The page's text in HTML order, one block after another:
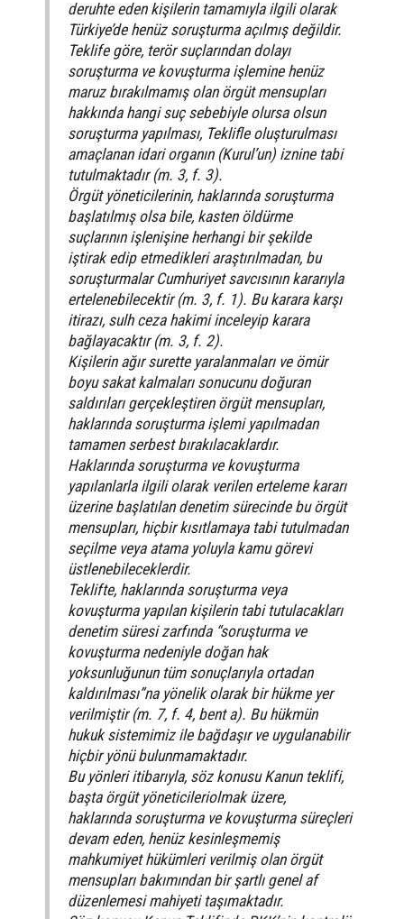
deruhte eden kişilerin tamamıyla ilgili olarak
Türkiye’de henüz soruşturma açılmış değildir.
Teklife göre, terör suçlarından dolayı
soruşturma ve kovuşturma işlemine henüz
maruz bırakılmamış olan örgüt mensupları
hakkında hangi suç sebebiyle olursa olsun
soruşturma yapılması, Teklifle oluşturulması
amaçlanan idari organın (Kurul’un) iznine tabi
tutulmaktadır (m. 3, f. 3).
Örgüt yöneticilerinin, haklarında soruşturma
başlatılmış olsa bile, kasten öldürme
suçlarının işlenişine herhangi bir şekilde
iştirak edip etmedikleri araştırılmadan, bu
soruşturmalar Cumhuriyet savcısının kararıyla
ertelenebilecektir (m. 3, f. 1). Bu karara karşı
itirazı, sulh ceza hakimi inceleyip karara
bağlayacaktır (m. 3, f. 2).
Kişilerin ağır surette yaralanmaları ve ömür
boyu sakat kalmaları sonucunu doğuran
saldırıları gerçekleştiren örgüt mensupları,
haklarında soruşturma işlemi yapılmadan
tamamen serbest bırakılacaklardır.
Haklarında soruşturma ve kovuşturma
yapılanlarla ilgili olarak verilen erteleme kararı
üzerine başlatılan denetim sürecinde bu örgüt
mensupları, hiçbir kısıtlamaya tabi tutulmadan
seçilme veya atama yoluyla kamu görevi
üstlenebileceklerdir.
Teklifte, haklarında soruşturma veya
kovuşturma yapılan kişilerin tabi tutulacakları
denetim süresi zarfında “soruşturma ve
kovuşturma nedeniyle doğan hak
yoksunluğunun tüm sonuçlarıyla ortadan
kaldırılması”na yönelik olarak bir hükme yer
verilmiştir (m. 7, f. 4, bent a). Bu hükmün
hukuk sistemimiz ile bağdaşır ve uygulanabilir
hiçbir yönü bulunmamaktadır.
Bu yönleri itibarıyla, söz konusu Kanun teklifi,
başta örgüt yöneticileriolmak üzere,
haklarında soruşturma ve kovuşturma süreçleri
devam eden, henüz kesinleşmemiş
mahkumiyet hükümleri verilmiş olan örgüt
mensupları bakımından bir şartlı genel af
düzenlemesi mahiyeti taşımaktadır.